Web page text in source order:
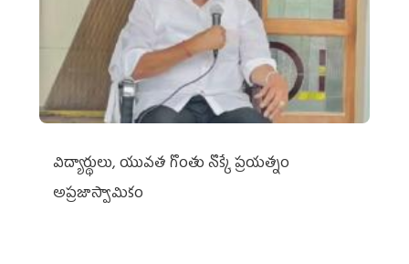
విద్యార్థులు, యువత గొంతు నొక్కే ప్రయత్నం
అప్రజాస్వామికం